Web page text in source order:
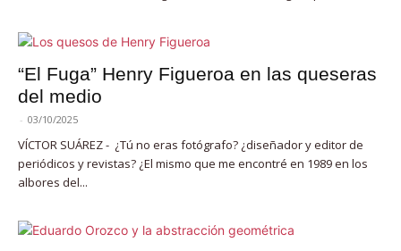
“El Fuga” Henry Figueroa en las queseras
del medio
- 03/10/2025
VÍCTOR SUÁREZ - ¿Tú no eras fotógrafo? ¿diseñador y editor de
periódicos y revistas? ¿El mismo que me encontré en 1989 en los
albores del...